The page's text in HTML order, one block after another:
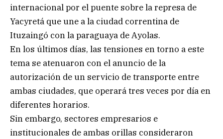
internacional por el puente sobre la represa de
Yacyretá que une a la ciudad correntina de
Ituzaingó con la paraguaya de Ayolas.
En los últimos días, las tensiones en torno a este
tema se atenuaron con el anuncio de la
autorización de un servicio de transporte entre
ambas ciudades, que operará tres veces por día en
diferentes horarios.
Sin embargo, sectores empresarios e
institucionales de ambas orillas consideraron